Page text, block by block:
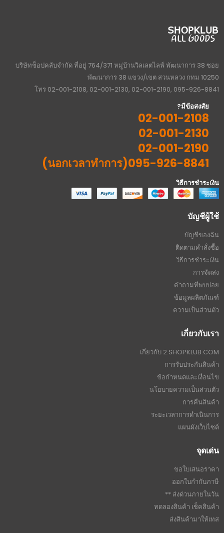
บริษัทช็อปคลับจำกัด ที่อยู่ 764/371 หมู่บ้านวิลเลตไลฟ์ พัฒนาการ 38 ซอย
พัฒนาการ 38 แขวง/เขต สวนหลวง กทม 10250
โทร 02-001-2108, 02-001-2130, 02-001-2190, 095-926-8841
มีข้อสงสัย?
02-001-2108
02-001-2130
02-001-2190
095-926-8841(นอกเวลาทำการ)
วิธีการชำระเงิน
บัญชีผู้ใช้
บัญชีของฉัน
ติดตามคำสั่งซื้อ
วิธีการชำระเงิน
การจัดส่ง
คำถามที่พบบ่อย
ข้อมูลผลิตภัณฑ์
ความเป็นส่วนตัว
เกี่ยวกับเรา
เกี่ยวกับ 2.SHOPKLUB.COM
การรับประกันสินค้า
ข้อกำหนดและเงื่อนไข
นโยบายความเป็นส่วนตัว
การคืนสินค้า
ระยะเวลาการดำเนินการ
แผนผังเว็บไซต์
จุดเด่น
ขอใบเสนอราคา
ออกใบกำกับภาษี
ส่งด่วนภายในวัน **
ทดลองสินค้า เช็คสินค้า
ส่งสินค้ามาให้เทส